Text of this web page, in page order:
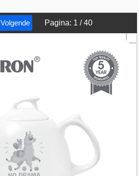
Volgende Pagina: 1 /40